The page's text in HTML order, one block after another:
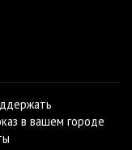
в вашем городе